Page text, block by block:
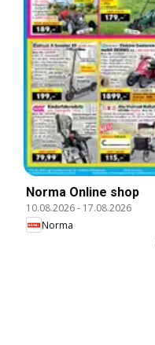
Norma Online shop
10.08.2026- 17.08.2026
Norma